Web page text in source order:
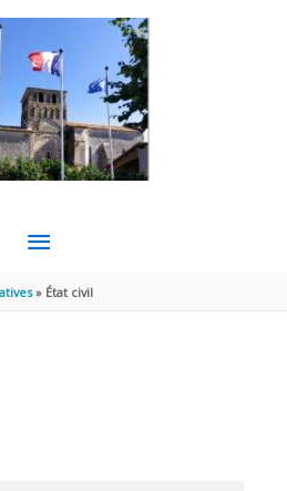
MENU
PRINCIPAL
État civil